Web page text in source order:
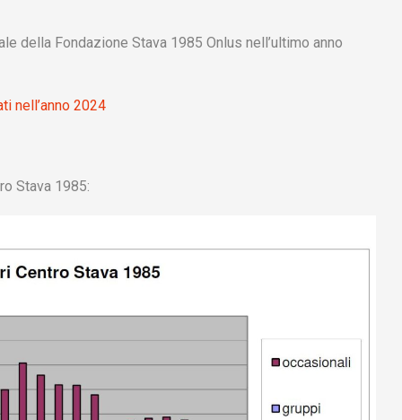
della Fondazione Stava 1985 Onlus nell’ultimo anno
nell’anno 2024
Stava 1985: